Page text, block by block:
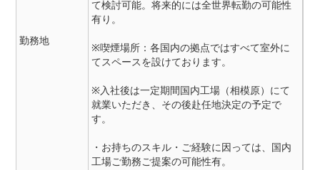
勤務地
て検討可能。将来的には全世界転勤の可能性
有り。
※喫煙場所：各国内の拠点ではすべて室外に
てスペースを設けております。
※入社後は一定期間国内工場（相模原）にて
就業いただき、その後赴任地決定の予定で
す。
・お持ちのスキル・ご経験に因っては、国内
工場ご勤務ご提案の可能性有。